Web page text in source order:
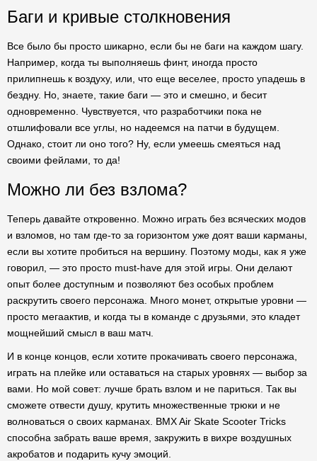
Баги и кривые столкновения
Все было бы просто шикарно, если бы не баги на каждом шагу.
Например, когда ты выполняешь финт, иногда просто
прилипнешь к воздуху, или, что еще веселее, просто упадешь в
бездну. Но, знаете, такие баги — это и смешно, и бесит
одновременно. Чувствуется, что разработчики пока не
отшлифовали все углы, но надеемся на патчи в будущем.
Однако, стоит ли оно того? Ну, если умеешь смеяться над
своими фейлами, то да!
Можно ли без взлома?
Теперь давайте откровенно. Можно играть без всяческих модов
и взломов, но там где-то за горизонтом уже доят ваши карманы,
если вы хотите пробиться на вершину. Поэтому моды, как я уже
говорил, — это просто must-have для этой игры. Они делают
опыт более доступным и позволяют без особых проблем
раскрутить своего персонажа. Много монет, открытые уровни —
просто мегаактив, и когда ты в команде с друзьями, это кладет
мощнейший смысл в ваш матч.
И в конце концов, если хотите прокачивать своего персонажа,
играть на плейке или оставаться на старых уровнях — выбор за
вами. Но мой совет: лучше брать взлом и не париться. Так вы
сможете отвести душу, крутить множественные трюки и не
волноваться о своих карманах. BMX Air Skate Scooter Tricks
способна забрать ваше время, закружить в вихре воздушных
акробатов и подарить кучу эмоций.